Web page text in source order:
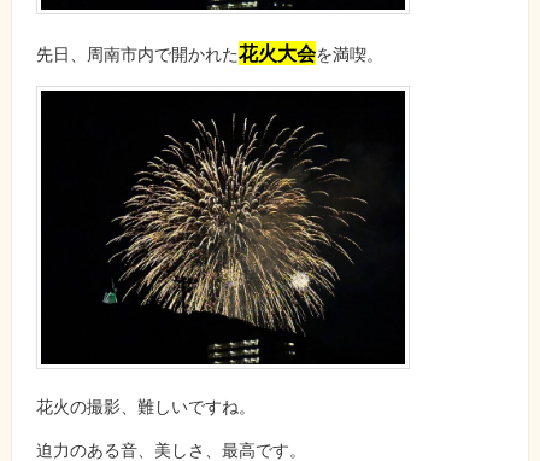
先日、周南市内で開かれた花火大会を満喫。
花火の撮影、難しいですね。
迫力のある音、美しさ、最高です。